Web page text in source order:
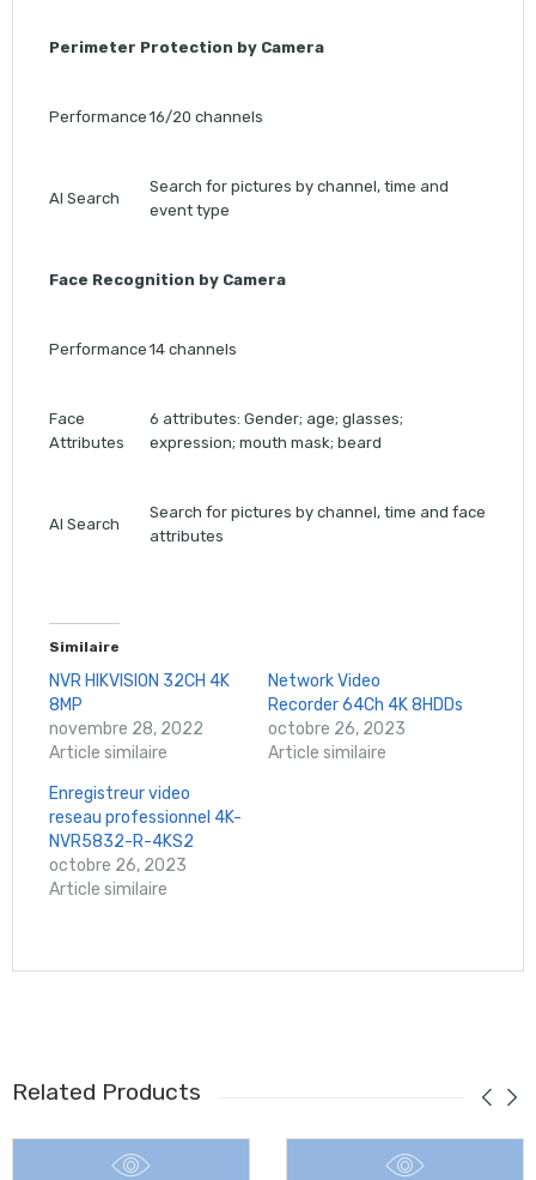
Perimeter Protection by Camera
Performance 16/20 channels
AI Search
Search for pictures by channel, time and
event type
Face Recognition by Camera
Performance 14 channels
Face
Attributes
6 attributes: Gender; age; glasses;
expression; mouth mask; beard
AI Search
Search for pictures by channel, time and face
attributes
Similaire
NVR HIKVISION 32CH 4K
8MP
novembre 28, 2022
Article similaire
Network Video
Recorder 64Ch 4K 8HDDs
octobre 26, 2023
Article similaire
Enregistreur video
reseau professionnel 4K-
NVR5832-R-4KS2
octobre 26, 2023
Article similaire
Related Products